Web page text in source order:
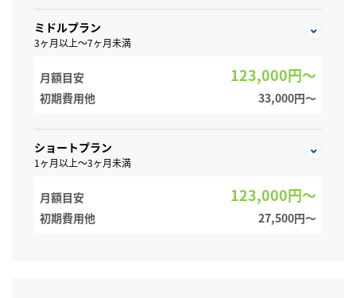
ミドルプラン
3ヶ月以上～7ヶ月未満
月額目安 123,000円～
初期費用他 33,000円〜
ショートプラン
1ヶ月以上～3ヶ月未満
月額目安 123,000円～
初期費用他 27,500円〜